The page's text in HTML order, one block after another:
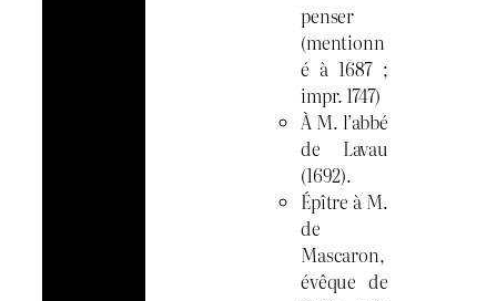
penser
(mentionn
é à 1687 ;
impr. 1747)
À M. l’abbé
de Lavau
(1692).
Épître à M.
de
Mascaron,
évêque de